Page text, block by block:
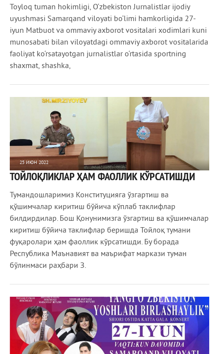
Toyloq tuman hokimligi, O‘zbekiston Jurnalistlar ijodiy
uyushmasi Samarqand viloyati bo‘limi hamkorligida 27-
iyun Matbuot va ommaviy axborot vositalari xodimlari kuni
munosabati bilan viloyatdagi ommaviy axborot vositalarida
faoliyat ko‘rsatayotgan jurnalistlar o‘rtasida sportning
shaxmat, shashka,
25 ИЮН 2022
613 0
ТОЙЛОҚЛИКЛАР ҲАМ ФАОЛЛИК КЎРСАТИШДИ
Тумандошларимиз Конституцияга ўзгартиш ва
қўшимчалар киритиш бўйича кўплаб таклифлар
билдирдилар. Бош Қонунимизга ўзгартиш ва қўшимчалар
киритиш бўйича таклифлар беришда Тойлоқ тумани
фуқаролари ҳам фаоллик кўрсатишди. Бу борада
Республика Маънавият ва маърифат маркази туман
бўлинмаси раҳбари З.